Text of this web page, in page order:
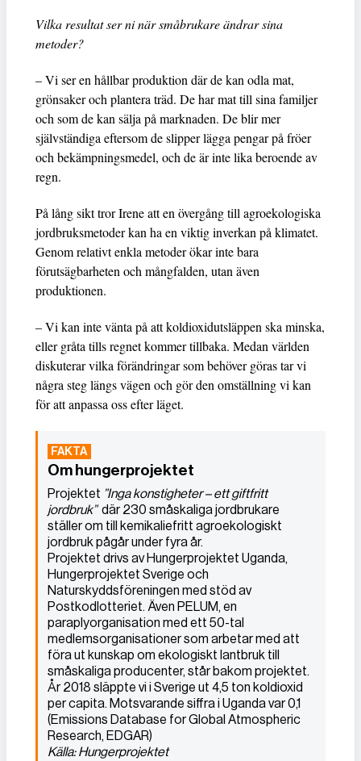
Vilka resultat ser ni när småbrukare ändrar sina
metoder?
– Vi ser en hållbar produktion där de kan odla mat,
grönsaker och plantera träd. De har mat till sina familjer
och som de kan sälja på marknaden. De blir mer
självständiga eftersom de slipper lägga pengar på fröer
och bekämpningsmedel, och de är inte lika beroende av
regn.
På lång sikt tror Irene att en övergång till agroekologiska
jordbruksmetoder kan ha en viktig inverkan på klimatet.
Genom relativt enkla metoder ökar inte bara
förutsägbarheten och mångfalden, utan även
produktionen.
– Vi kan inte vänta på att koldioxidutsläppen ska minska,
eller gråta tills regnet kommer tillbaka. Medan världen
diskuterar vilka förändringar som behöver göras tar vi
några steg längs vägen och gör den omställning vi kan
för att anpassa oss efter läget.
Om hungerprojektet
Projektet ”Inga konstigheter – ett giftfritt
jordbruk”där 230 småskaliga jordbrukare
ställer om till kemikaliefritt agroekologiskt
jordbruk pågår under fyra år.
Projektet drivs av Hungerprojektet Uganda,
Hungerprojektet Sverige och
Naturskyddsföreningen med stöd av
Postkodlotteriet. Även PELUM, en
paraplyorganisation med ett 50-tal
medlemsorganisationer som arbetar med att
föra ut kunskap om ekologiskt lantbruk till
småskaliga producenter, står bakom projektet.
År 2018 släppte vi i Sverige ut 4,5 ton koldioxid
per capita. Motsvarande siffra i Uganda var 0,1
(Emissions Database for Global Atmospheric
Research, EDGAR)
Källa: Hungerprojektet